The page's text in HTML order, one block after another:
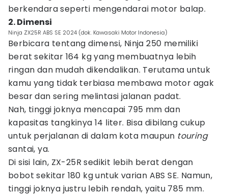
berkendara seperti mengendarai motor balap.
2. Dimensi
Ninja ZX25R ABS SE 2024 (dok. Kawasaki Motor Indonesia)
Berbicara tentang dimensi, Ninja 250 memiliki
berat sekitar 164 kg yang membuatnya lebih
ringan dan mudah dikendalikan. Terutama untuk
kamu yang tidak terbiasa membawa motor agak
besar dan sering melintasi jalanan padat.
Nah, tinggi joknya mencapai 795 mm dan
kapasitas tangkinya 14 liter. Bisa dibilang cukup
untuk perjalanan di dalam kota maupun touring
santai, ya.
Di sisi lain, ZX-25R sedikit lebih berat dengan
bobot sekitar 180 kg untuk varian ABS SE. Namun,
tinggi joknya justru lebih rendah, yaitu 785 mm.